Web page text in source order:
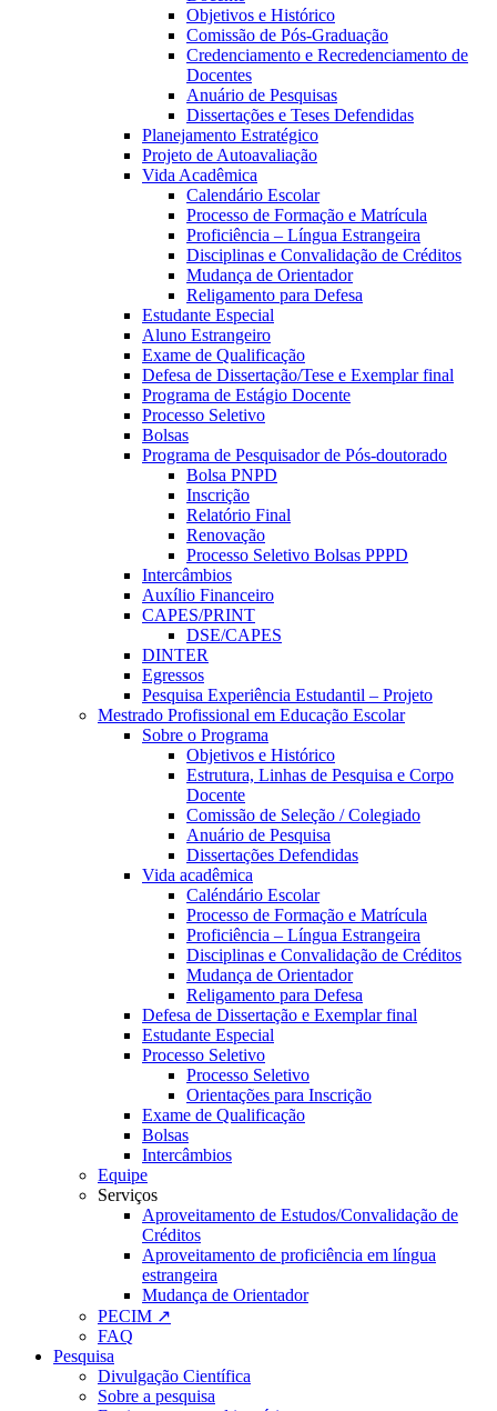
Objetivos e Histórico
Comissão de Pós-Graduação
Credenciamento e Recredenciamento de
Docentes
Anuário de Pesquisas
Dissertações e Teses Defendidas
Planejamento Estratégico
Projeto de Autoavaliação
Vida Acadêmica
Calendário Escolar
Processo de Formação e Matrícula
Proficiência – Língua Estrangeira
Disciplinas e Convalidação de Créditos
Mudança de Orientador
Religamento para Defesa
Estudante Especial
Aluno Estrangeiro
Exame de Qualificação
Defesa de Dissertação/Tese e Exemplar final
Programa de Estágio Docente
Processo Seletivo
Bolsas
Programa de Pesquisador de Pós-doutorado
Bolsa PNPD
Inscrição
Relatório Final
Renovação
Processo Seletivo Bolsas PPPD
Intercâmbios
Auxílio Financeiro
CAPES/PRINT
DSE/CAPES
DINTER
Egressos
Pesquisa Experiência Estudantil – Projeto
Mestrado Profissional em Educação Escolar
Sobre o Programa
Objetivos e Histórico
Estrutura, Linhas de Pesquisa e Corpo
Docente
Comissão de Seleção / Colegiado
Anuário de Pesquisa
Dissertações Defendidas
Vida acadêmica
Caléndário Escolar
Processo de Formação e Matrícula
Proficiência – Língua Estrangeira
Disciplinas e Convalidação de Créditos
Mudança de Orientador
Religamento para Defesa
Defesa de Dissertação e Exemplar final
Estudante Especial
Processo Seletivo
Processo Seletivo
Orientações para Inscrição
Exame de Qualificação
Bolsas
Intercâmbios
Equipe
Serviços
Aproveitamento de Estudos/Convalidação de
Créditos
Aproveitamento de proficiência em língua
estrangeira
Mudança de Orientador
PECIM ↗
FAQ
Pesquisa
Divulgação Científica
Sobre a pesquisa